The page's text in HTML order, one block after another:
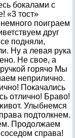
бокалами с
«3 тост»
поиграем
друг
подняли,
Ну а левая рука
Не свое, а
горячо Мы
неприлично.
Покачались
отлично! Браво!
Улыбнемся
подтолкнем.
Продолжаем
справа!